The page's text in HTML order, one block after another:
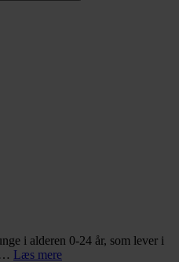
i alderen 0-24 år, som lever i
Læs mere